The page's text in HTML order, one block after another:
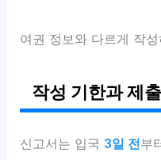
여권 정보와 다르게 작
작성 기한과 제
신고서는 입국 3일 전부